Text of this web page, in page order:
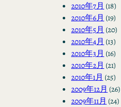
2010年7月 (18)
2010年6月 (19)
2010年5月 (20)
2010年4月 (13)
2010年3月 (16)
2010年2月 (21)
2010年1月 (25)
2009年12月 (26)
2009年11月 (24)